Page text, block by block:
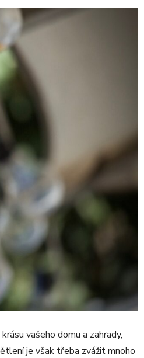
vašeho domu a zahrady,
je však třeba zvážit mnoho